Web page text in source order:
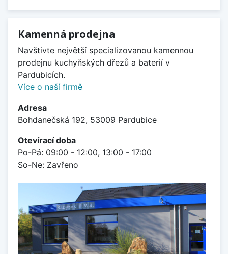
Kamenná prodejna
Navštivte největší specializovanou kamennou
prodejnu kuchyňských dřezů a baterií v
Pardubicích.
Více o naší firmě
Adresa
Bohdanečská 192, 53009 Pardubice
Otevírací doba
Po-Pá: 09:00 - 12:00, 13:00 - 17:00
So-Ne: Zavřeno